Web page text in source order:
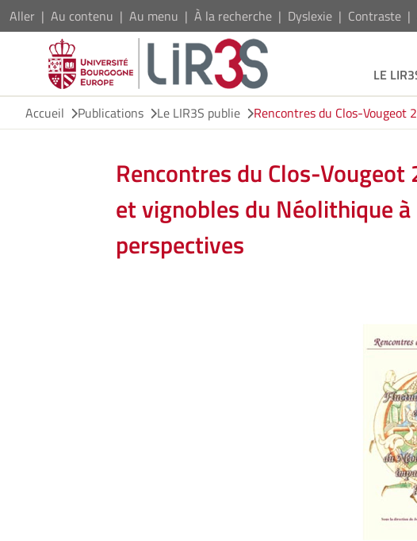
Aller Au contenu Au menu À la recherche Dyslexie Contraste
LE
Accueil
Publications Le LIR3S publie Rencontres du Clos-Vougeot
Rencontres du Clos-
et vignobles du Néolithique
perspectives